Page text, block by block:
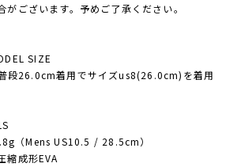
がございます。予めご了承ください。
SIZE
段26.0cm着用でサイズus8(26.0cm)を着用
（Mens US10.5 / 28.5cm）
縮成形EVA